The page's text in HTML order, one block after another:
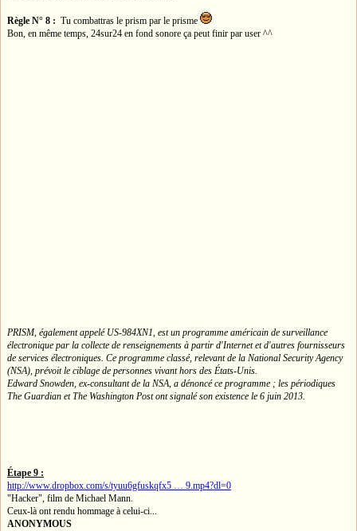
Règle N° 8 : Tu combattras le prism par le prisme
Bon, en même temps, 24sur24 en fond sonore ça peut finir par user ^^
PRISM, également appelé US-984XN1, est un programme américain de surveillance
électronique par la collecte de renseignements à partir d'Internet et d'autres fournisseurs
de services électroniques. Ce programme classé, relevant de la National Security Agency
(NSA), prévoit le ciblage de personnes vivant hors des États-Unis.
Edward Snowden, ex-consultant de la NSA, a dénoncé ce programme ; les périodiques
The Guardian et The Washington Post ont signalé son existence le 6 juin 2013.
Étape 9 :
http://www.dropbox.com/s/tyuu6gfuskqfx5 … 9.mp4?dl=0
"Hacker", film de Michael Mann.
Ceux-là ont rendu hommage à celui-ci...
ANONYMOUS